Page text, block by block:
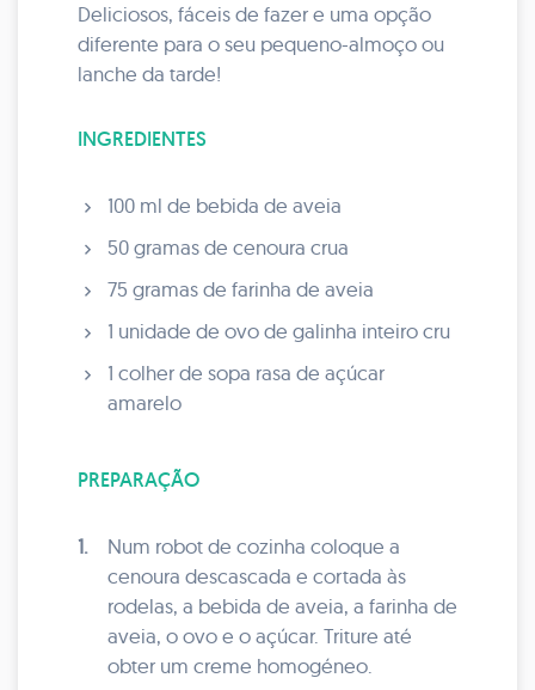
Deliciosos, fáceis de fazer e uma opção
diferente para o seu pequeno-almoço ou
lanche da tarde!
INGREDIENTES
100 ml de bebida de aveia
50 gramas de cenoura crua
75 gramas de farinha de aveia
1 unidade de ovo de galinha inteiro cru
1 colher de sopa rasa de açúcar
amarelo
PREPARAÇÃO
1.
Num robot de cozinha coloque a
cenoura descascada e cortada às
rodelas, a bebida de aveia, a farinha de
aveia, o ovo e o açúcar. Triture até
obter um creme homogéneo.